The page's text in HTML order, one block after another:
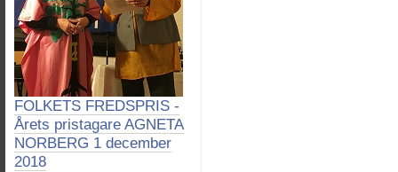
FOLKETS FREDSPRIS -
Årets pristagare AGNETA
NORBERG 1 december
2018